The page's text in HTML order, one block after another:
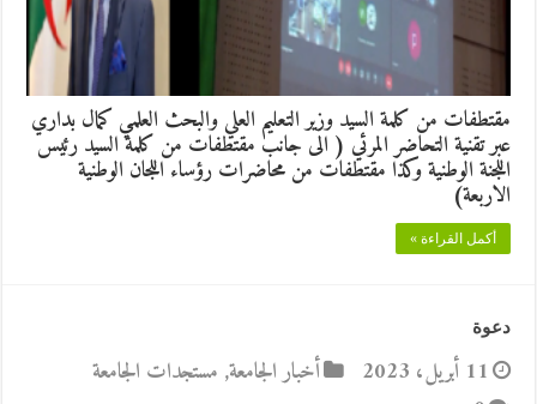
مقتطفات من كلمة السيد وزير التعليم العلي والبحث العلمي كمال بداري
عبر تقنية التحاضر المرئي ( الى جانب مقتطفات من كلمة السيد رئيس
اللجنة الوطنية وكذا مقتطفات من محاضرات رؤساء اللجان الوطنية
الاربعة)
أكمل القراءة »
دعوة
11 أبريل، 2023 أخبار الجامعة, مستجدات الجامعة